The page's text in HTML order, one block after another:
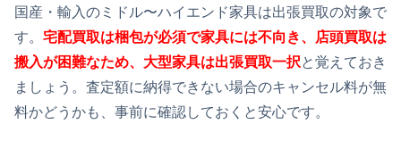
国産・輸入のミドル〜ハイエンド家具は出張買取の対象で
す。 宅配買取は梱包が必須で家具には不向き、店頭買取は
搬入が困難なため、大型家具は出張買取一択と覚えておき
ましょう。査定額に納得できない場合のキャンセル料が無
料かどうかも、事前に確認しておくと安心です。